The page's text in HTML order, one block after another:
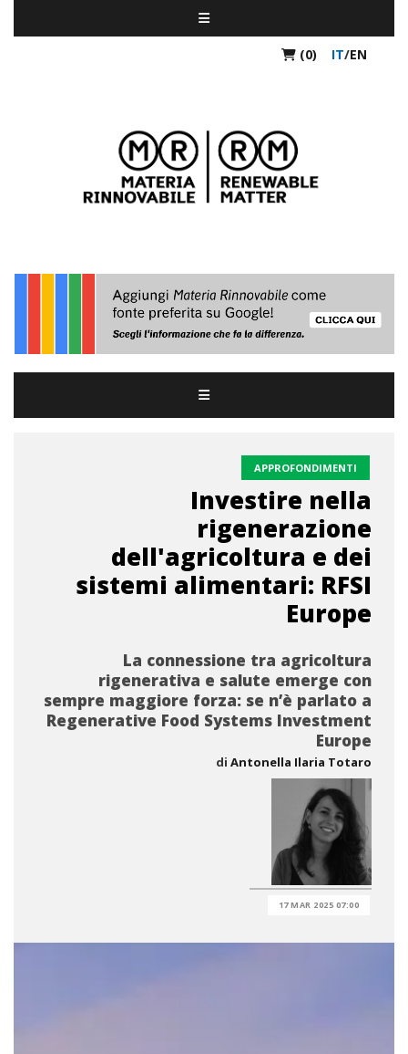
(0) IT/EN
APPROFONDIMENTI
Investire nella
rigenerazione
dell'agricoltura e dei
sistemi alimentari: RFSI
Europe
La connessione tra agricoltura
rigenerativa e salute emerge con
sempre maggiore forza: se n’è parlato a
Regenerative Food Systems Investment
Europe
di Antonella Ilaria Totaro
17 MAR 2025 07:00